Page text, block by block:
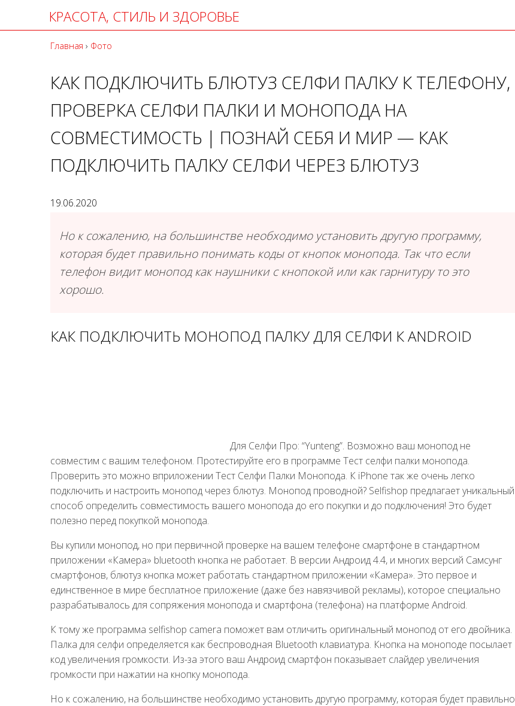
КРАСОТА, СТИЛЬ И ЗДОРОВЬЕ
Главная › Фото
КАК ПОДКЛЮЧИТЬ БЛЮТУЗ СЕЛФИ ПАЛКУ К ТЕЛЕФОНУ,
ПРОВЕРКА СЕЛФИ ПАЛКИ И МОНОПОДА НА
СОВМЕСТИМОСТЬ | ПОЗНАЙ СЕБЯ И МИР — КАК
ПОДКЛЮЧИТЬ ПАЛКУ СЕЛФИ ЧЕРЕЗ БЛЮТУЗ
19.06.2020
Но к сожалению, на большинстве необходимо установить другую программу,
которая будет правильно понимать коды от кнопок монопода. Так что если
телефон видит монопод как наушники с кнопокой или как гарнитуру то это
хорошо.
КАК ПОДКЛЮЧИТЬ МОНОПОД ПАЛКУ ДЛЯ СЕЛФИ К ANDROID
Для Селфи Про: “Yunteng”. Возможно ваш монопод не
совместим с вашим телефоном. Протестируйте его в программе Тест селфи палки монопода.
Проверить это можно вприложении Тест Селфи Палки Монопода. К iPhone так же очень легко
подключить и настроить монопод через блютуз. Монопод проводной? Selfishop предлагает уникальный
способ определить совместимость вашего монопода до его покупки и до подключения! Это будет
полезно перед покупкой монопода.
Вы купили монопод, но при первичной проверке на вашем телефоне смартфоне в стандартном
приложении «Камера» bluetooth кнопка не работает. В версии Андроид 4.4, и многих версий Самсунг
смартфонов, блютуз кнопка может работать стандартном приложении «Камера». Это первое и
единственное в мире бесплатное приложение (даже без навязчивой рекламы), которое специально
разрабатывалось для сопряжения монопода и смартфона (телефона) на платформе Android.
К тому же программа selfishop camera поможет вам отличить оригинальный монопод от его двойника.
Палка для селфи определяется как беспроводная Bluetooth клавиатура. Кнопка на моноподе посылает
код увеличения громкости. Из-за этого ваш Андроид смартфон показывает слайдер увеличения
громкости при нажатии на кнопку монопода.
Но к сожалению, на большинстве необходимо установить другую программу, которая будет правильно